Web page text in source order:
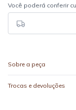
Sobre a peça
Trocas e devoluções